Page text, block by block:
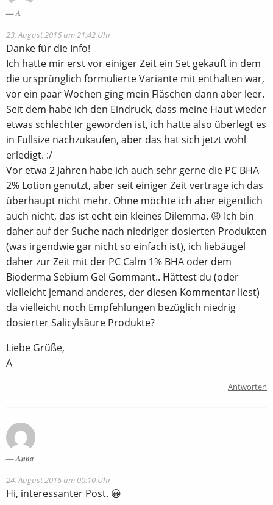
A
23. August 2016 um 21:42 Uhr
Danke für die Info!
Ich hatte mir erst vor einiger Zeit ein Set gekauft in dem
die ursprünglich formulierte Variante mit enthalten war,
vor ein paar Wochen ging mein Fläschen dann aber leer.
Seit dem habe ich den Eindruck, dass meine Haut wieder
etwas schlechter geworden ist, ich hatte also überlegt es
in Fullsize nachzukaufen, aber das hat sich jetzt wohl
erledigt. :/
Vor etwa 2 Jahren habe ich auch sehr gerne die PC BHA
2% Lotion genutzt, aber seit einiger Zeit vertrage ich das
überhaupt nicht mehr. Ohne möchte ich aber eigentlich
auch nicht, das ist echt ein kleines Dilemma. 😩 Ich bin
daher auf der Suche nach niedriger dosierten Produkten
(was irgendwie gar nicht so einfach ist), ich liebäugel
daher zur Zeit mit der PC Calm 1% BHA oder dem
Bioderma Sebium Gel Gommant.. Hättest du (oder
vielleicht jemand anderes, der diesen Kommentar liest)
da vielleicht noch Empfehlungen bezüglich niedrig
dosierter Salicylsäure Produkte?
Liebe Grüße,
A
Antworten
Anna
24. August 2016 um 00:10 Uhr
Hi, interessanter Post. 😀